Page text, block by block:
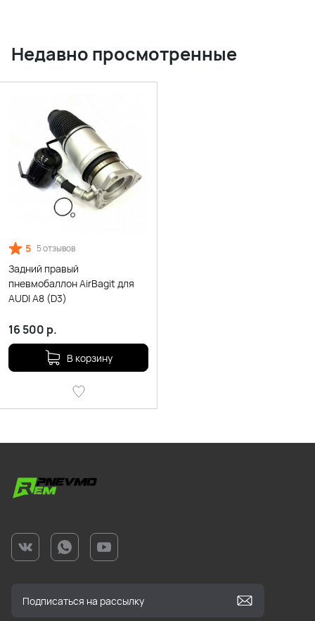
Недавно просмотренные
5 5 отзывов
Задний правый
пневмобаллон AirBagit для
AUDI A8 (D3)
16 500 р.
В корзину